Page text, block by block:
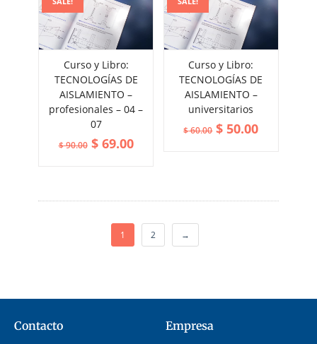
ADD TO CART
VIEW MORE
Curso y Libro:
TECNOLOGÍAS DE
AISLAMIENTO –
profesionales – 04 –
07
$90.00 $69.00
ADD TO CART
VIEW MORE
Curso y Libro:
TECNOLOGÍAS DE
AISLAMIENTO –
universitarios
$60.00 $ 50.00
1 2 →
Contacto Empresa